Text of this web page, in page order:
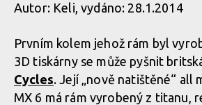
Autor: Keli, vydáno: 28.1.2014
Prvním kolem jehož rám byl
3D tiskárny se může pyšnit
Cycles. Její „nově natištěné“ all
MX 6 má rám vyrobený z titanu,